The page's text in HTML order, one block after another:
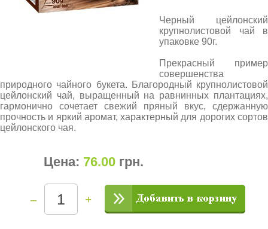
Черный цейлонский
крупнолистовой чай в
упаковке 90г.
Прекрасный пример
совершенства
природного чайного букета. Благородный крупнолистовой
цейлонский чай, выращенный на равнинных плантациях,
гармонично сочетает свежий пряный вкус, сдержанную
прочность и яркий аромат, характерный для дорогих сортов
цейлонского чая.
Цена: 76.00 грн.
– +